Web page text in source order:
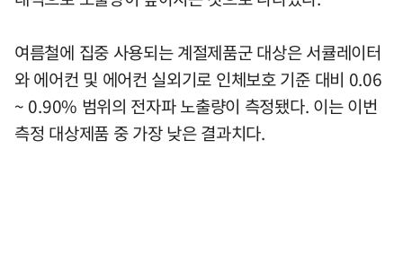
여름철에 집중 사용되는 계절제품군 대상은 서큘레이터
와 에어컨 및 에어컨 실외기로 인체보호 기준 대비 0.06
~ 0.90% 범위의 전자파 노출량이 측정됐다. 이는 이번
측정 대상제품 중 가장 낮은 결과치다.